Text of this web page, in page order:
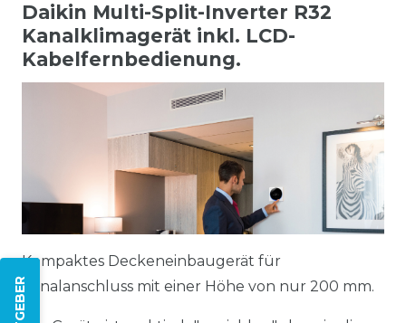
Daikin Multi-Split-Inverter R32
Kanalklimagerät inkl. LCD-
Kabelfernbedienung.
Kompaktes Deckeneinbaugerät für
Kanalanschluss mit einer Höhe von nur 200 mm.